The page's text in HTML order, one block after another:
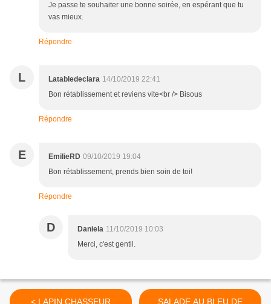
Je passe te souhaiter une bonne soirée, en espérant que tu
vas mieux.
Répondre
L Latabledeclara 14/10/2019 22:41
Bon rétablissement et reviens vite<br /> Bisous
Répondre
E EmilieRD 09/10/2019 19:04
Bon rétablissement, prends bien soin de toi!
Répondre
D Daniela 11/10/2019 10:03
Merci, c'est gentil.
< LAPIN CHASSEUR
SALADE AU BLEU DE